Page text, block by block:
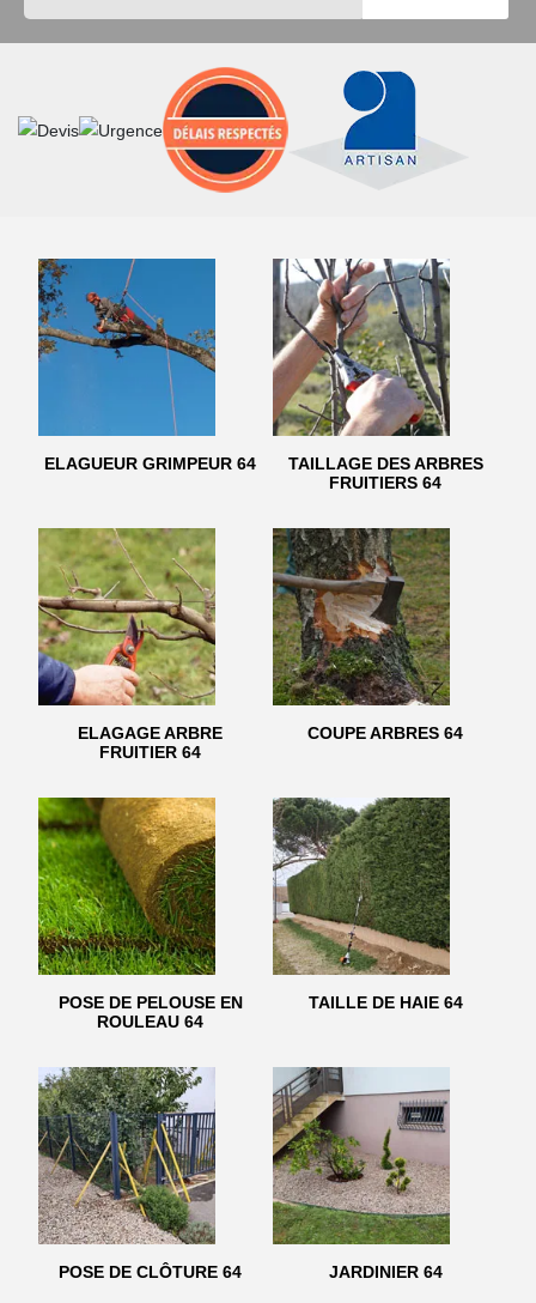
ELAGUEUR GRIMPEUR 64
TAILLAGE DES ARBRES
FRUITIERS 64
ELAGAGE ARBRE
FRUITIER 64
COUPE ARBRES 64
POSE DE PELOUSE EN
ROULEAU 64
TAILLE DE HAIE 64
POSE DE CLÔTURE 64 JARDINIER 64